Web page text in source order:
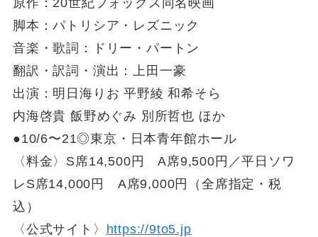
脚本：パトリシア・レズニック
音楽・歌詞：ドリー・パートン
翻訳・訳詞・演出：上田一豪
出演：明日海りお 平野綾 和希そら
内海啓貴 飯野めぐみ 別所哲也 ほか
●10/6〜21◎東京・日本青年館ホール
〈料金〉S席14,500円 A席9,500円／平日ソワ
レS席14,000円 A席9,000円（全席指定・税
込）
〈公式サイト〉 https://9to5.jp